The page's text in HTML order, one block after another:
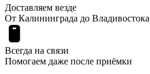
Доставляем везде
От Калининграда до Владивостока
Всегда на связи
Помогаем даже после приёмки